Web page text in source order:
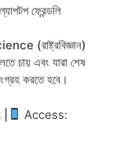
ফ্রেন্ডলি
(রাষ্ট্রবিজ্ঞান)
চায় এবং যারা শেষ
করতে হবে।
Access: